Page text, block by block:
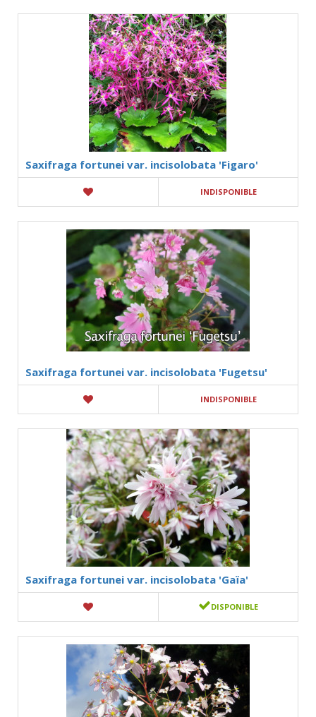
Saxifraga fortunei var. incisolobata 'Figaro'
INDISPONIBLE
Saxifraga fortunei var. incisolobata 'Fugetsu'
INDISPONIBLE
Saxifraga fortunei var. incisolobata 'Gaïa'
DISPONIBLE